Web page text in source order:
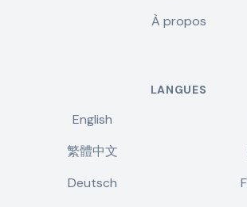
À propos
LANGUES
English
繁體中文
Deutsch